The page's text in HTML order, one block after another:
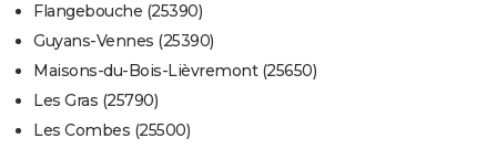
Flangebouche (25390)
Guyans-Vennes (25390)
Maisons-du-Bois-Lièvremont (25650)
Les Gras (25790)
Les Combes (25500)